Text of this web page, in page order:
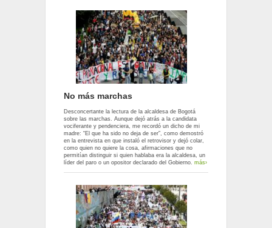
No más marchas
Desconcertante la lectura de la alcaldesa de Bogotá
sobre las marchas. Aunque dejó atrás a la candidata
vociferante y pendenciera, me recordó un dicho de mi
madre: “El que ha sido no deja de ser”, como demostró
en la entrevista en que instaló el retrovisor y dejó colar,
como quien no quiere la cosa, afirmaciones que no
permitían distinguir si quien hablaba era la alcaldesa, un
líder del paro o un opositor declarado del Gobierno. más›